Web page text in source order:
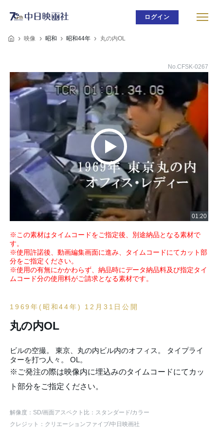
ログイン
映像 昭和 昭和44年 丸の内OL
No.CFSK-0267
※この素材はタイムコードをご指定後、別途納品となる素材で
す。
※使用許諾後、動画編集画面に進み、タイムコードにてカット部
分をご指定ください。
※使用の有無にかかわらず、納品時にデータ納品料及び指定タイ
ムコード分の使用料がご請求となる素材です。
1969年(昭和44年) 12月31日公開
丸の内OL
ビルの空撮。 東京、丸の内ビル内のオフィス。 タイプライ
ターを打つ人々。 OL。
※ご発注の際は映像内に埋込みのタイムコードにてカッ
ト部分をご指定ください。
解像度：SD/画面アスペクト比：スタンダード/カラー
クレジット：クリエーションファイブ/中日映画社